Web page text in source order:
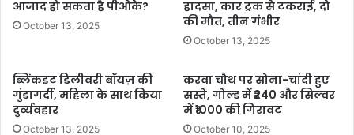
आजाद हो सकता है पीओके?
October 13, 2025
हादसा, कार ट्रक से टकराई, दो
की मौत, तीन गंभीर
October 13, 2025
ब्लिंकइट डिलीवरी बॉयज़ की
गुंडागर्दी, महिला के साथ किया
दुर्व्यवहार
October 13, 2025
करवा चौथ पर सोना-चांदी हुए
सस्ते, गोल्ड में ₹240 और सिल्वर
में ₹1000 की गिरावट
October 10, 2025